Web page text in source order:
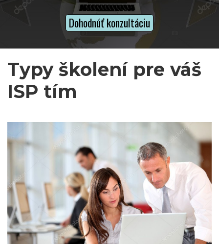
Dohodnúť konzultáciu
Typy školení pre váš
ISP tím